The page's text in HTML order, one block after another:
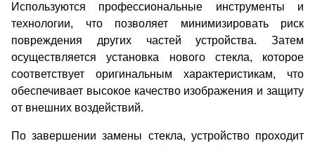
Используются профессиональные инструменты и
технологии, что позволяет минимизировать риск
повреждения других частей устройства. Затем
осуществляется установка нового стекла, которое
соответствует оригинальным характеристикам, что
обеспечивает высокое качество изображения и защиту
от внешних воздействий.
По завершении замены стекла, устройство проходит